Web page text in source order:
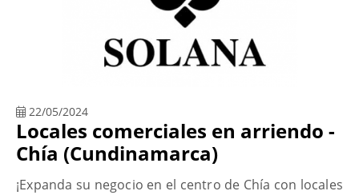
22/05/2024
Locales comerciales en arriendo -
Chía (Cundinamarca)
¡Expanda su negocio en el centro de Chía con locales